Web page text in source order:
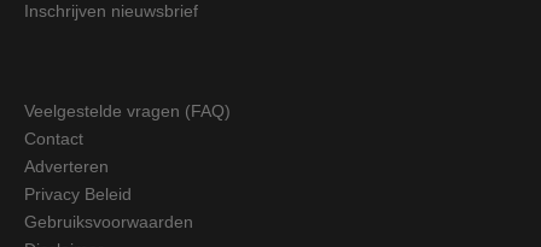
Inschrijven nieuwsbrief
Veelgestelde vragen (FAQ)
Contact
Adverteren
Privacy Beleid
Gebruiksvoorwaarden